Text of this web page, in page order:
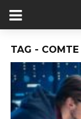
TAG - COMTE